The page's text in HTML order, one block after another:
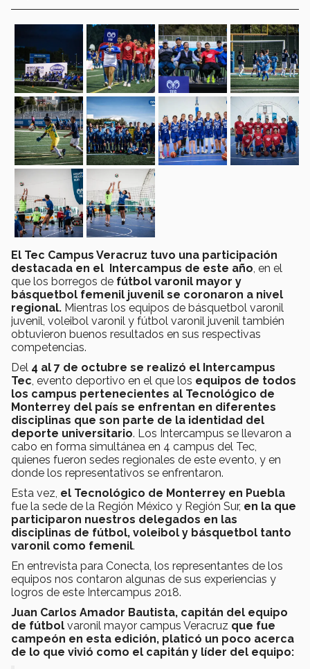
El Tec Campus Veracruz tuvo una participación
destacada en el Intercampus de este año , en el
que los borregos de fútbol varonil mayor y
básquetbol femenil juvenil se coronaron a nivel
regional. Mientras los equipos de básquetbol varonil
juvenil, voleibol varonil y fútbol varonil juvenil también
obtuvieron buenos resultados en sus respectivas
competencias.
Del 4 al 7 de octubre se realizó el Intercampus
Tec , evento deportivo en el que los equipos de todos
los campus pertenecientes al Tecnológico de
Monterrey del país se enfrentan en diferentes
disciplinas que son parte de la identidad del
deporte universitario. Los Intercampus se llevaron a
cabo en forma simultánea en 4 campus del Tec,
quienes fueron sedes regionales de este evento, y en
donde los representativos se enfrentaron.
Esta vez, el Tecnológico de Monterrey en Puebla
fue la sede de la Región México y Región Sur, en la que
participaron nuestros delegados en las
disciplinas de fútbol, voleibol y básquetbol tanto
varonil como femenil.
En entrevista para Conecta, los representantes de los
equipos nos contaron algunas de sus experiencias y
logros de este Intercampus 2018.
Juan Carlos Amador Bautista, capitán del equipo
de fútbol varonil mayor campus Veracruz que fue
campeón en esta edición, platicó un poco acerca
de lo que vivió como el capitán y líder del equipo: